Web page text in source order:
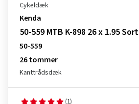
Cykeldæk
Kenda
50-559 MTB K-898 26 x 1.95 Sort
50-559
26 tommer
Kanttrådsdæk
(1)